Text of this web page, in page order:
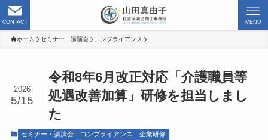
CONTACT MENU
ホーム セミナー・講演会 コンプライアンス
令和8年6月改正対応「介護職員等
処遇改善加算」研修を担当しまし
た
2026
5/15
セミナー・講演会 コンプライアンス 企業研修